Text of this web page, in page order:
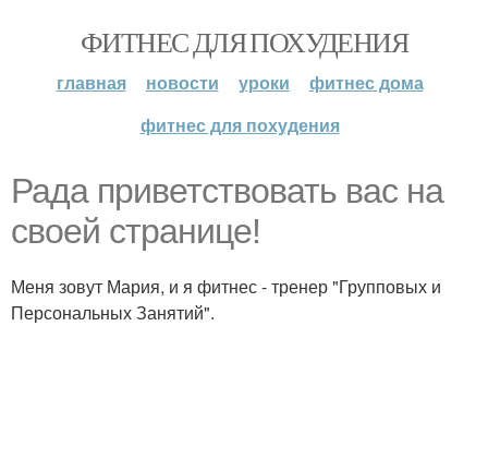
ФИТНЕС ДЛЯ ПОХУДЕНИЯ
главная новости уроки
фитнес дома
фитнес для похудения
Рада приветствовать вас на
своей странице!
Меня зовут Мария, и я фитнес - тренер "Групповых и
Персональных Занятий".